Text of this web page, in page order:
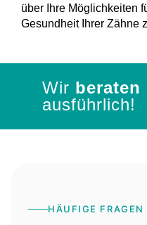
über Ihre Möglichkeiten
Gesundheit Ihrer Zähne
Wir beraten
ausführlich!
HÄUFIGE FRAGEN